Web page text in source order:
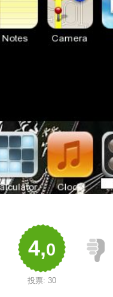
4,0
投票: 30